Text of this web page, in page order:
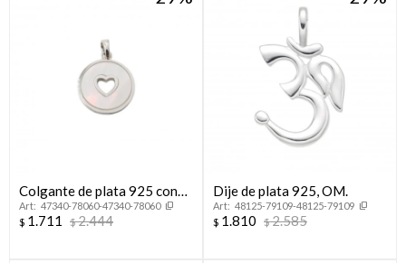
Colgante de plata 925 con
nácar, CORAZÓN.
47340-78060-47340-78060
$ 1.711 $2.444
Dije de plata 925, OM.
48125-79109-48125-79109
$ 1.810 $2.585